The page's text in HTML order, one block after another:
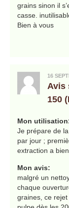
grains sinon il
casse.
Bien à vous
16
Avis
150
Mon
Je prépare de
par jour ;
extraction a
Mon avis:
malgré un
chaque
graines, ce